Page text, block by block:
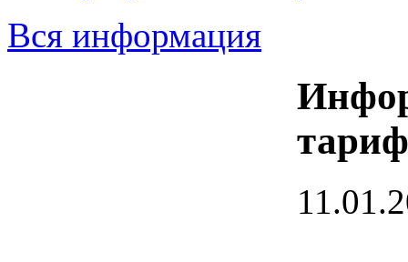
Вся информация